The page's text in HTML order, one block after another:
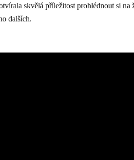
skvělá příležitost prohlédnout si na
dalších.